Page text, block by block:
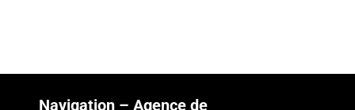
Navigation – Agence de